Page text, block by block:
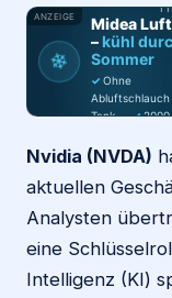
ANZEIGE
❄
Midea
–kühl
Sommer
✓ Ohne
Abluftschlauch
Tank · ✓2000
Nvidia (NVDA)
aktuellen
Analysten
eine
Intelligenz (KI)